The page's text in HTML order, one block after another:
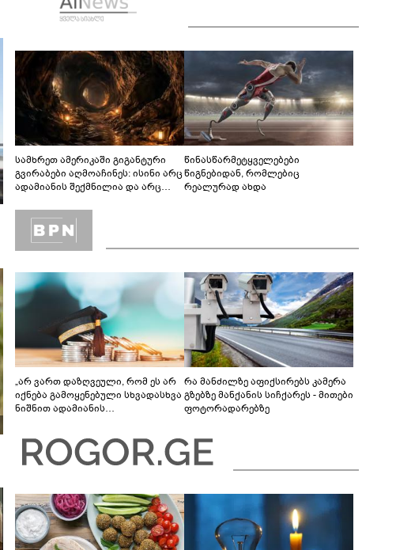
სამხრეთ ამერიკაში გიგანტური
გვირაბები აღმოაჩინეს: ისინი არც
ადამიანის შექმნილია და არც
ლაბირინთები?
წინასწარმეტყველებები
წიგნებიდან, რომლებიც
რეალურად ახდა
„არ ვართ დაზღვეული, რომ ეს არ
იქნება გამოყენებული სხვადასხვა
ნიშნით ადამიანის
უფსკრულისკენ მიდის“
რა მანძილზე აფიქსირებს კამერა
გზებზე მანქანის სიჩქარეს - მითები
ფოტორადარებზე